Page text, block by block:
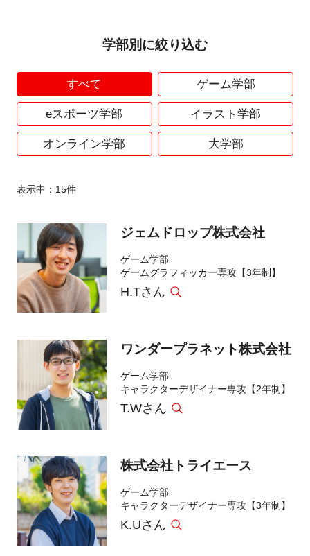
学部別に絞り込む
すべて ゲーム学部
eスポーツ学部 イラスト学部
オンライン学部 大学部
表示中： 15件
ジェムドロップ株式会社
ゲーム学部
ゲームグラフィッカー専攻【3年制】
H.Tさん
ワンダープラネット株式会社
ゲーム学部
キャラクターデザイナー専攻【2年制】
T.Wさん
株式会社トライエース
ゲーム学部
キャラクターデザイナー専攻【3年制】
K.Uさん